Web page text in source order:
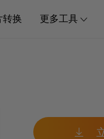
转换 更多工具 
